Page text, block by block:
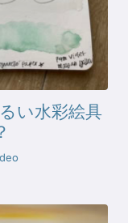
い水彩絵具